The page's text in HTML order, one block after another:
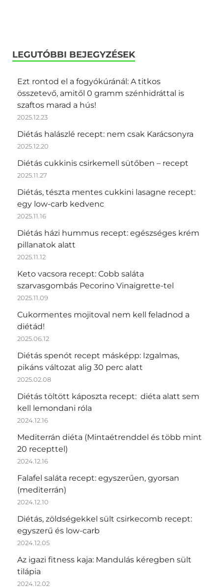
LEGUTÓBBI BEJEGYZÉSEK
Ezt rontod el a fogyókúránál: A titkos
összetevő, amitől 0 gramm szénhidráttal is
szaftos marad a hús!
2025.12.23
Diétás halászlé recept: nem csak Karácsonyra
2025.12.20
Diétás cukkinis csirkemell sütőben – recept
2025.11.27
Diétás, tészta mentes cukkini lasagne recept:
egy low-carb kedvenc
2025.11.16
Diétás házi hummus recept: egészséges krém
pillanatok alatt
2025.11.12
Keto vacsora recept: Cobb saláta
szarvasgombás Pecorino Vinaigrette-tel
2025.11.09
Cukormentes mojitoval nem kell feladnod a
diétád!
2025.06.12
Diétás spenót recept másképp: Izgalmas,
pikáns változat alig 30 perc alatt
2025.02.08
Diétás töltött káposzta recept: diéta alatt sem
kell lemondani róla
2024.12.16
Mediterrán diéta (Mintaétrenddel és több mint
20 recepttel)
2024.12.16
Falafel saláta recept: egyszerűen, gyorsan
(mediterrán)
2024.12.10
Diétás, zöldségekkel sült csirkecomb recept:
egyszerű és low-carb
2024.12.05
Az igazi fitness kaja: Mandulás kéregben sült
tilápia
2024.12.02